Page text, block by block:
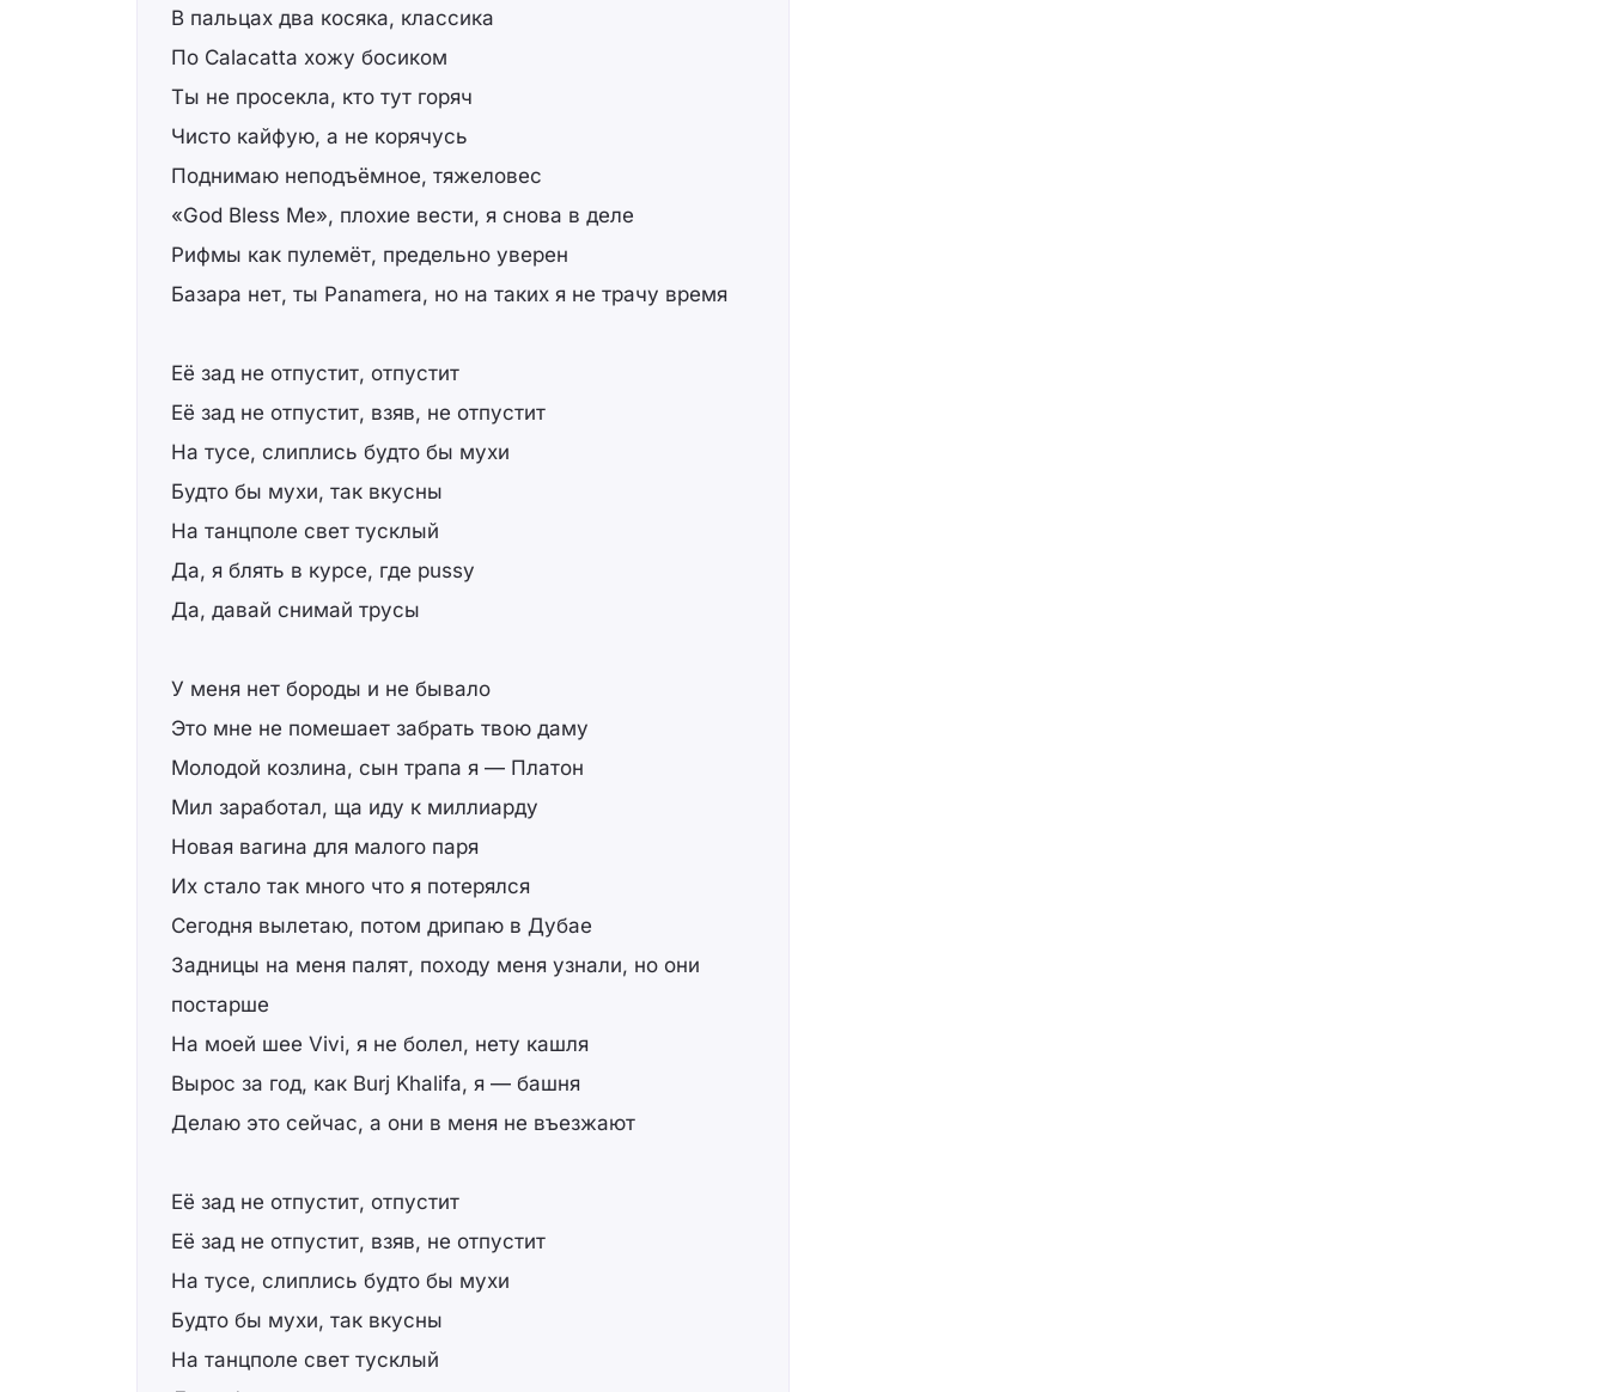
В пальцах два косяка, классика
По Calacatta хожу босиком
Ты не просекла, кто тут горяч
Чисто кайфую, а не корячусь
Поднимаю неподъёмное, тяжеловес
«God Bless Me», плохие вести, я снова в деле
Рифмы как пулемёт, предельно уверен
Базара нет, ты Panamera, но на таких я не трачу время
Её зад не отпустит, отпустит
Её зад не отпустит, взяв, не отпустит
На тусе, слиплись будто бы мухи
Будто бы мухи, так вкусны
На танцполе свет тусклый
Да, я блять в курсе, где pussy
Да, давай снимай трусы
У меня нет бороды и не бывало
Это мне не помешает забрать твою даму
Молодой козлина, сын трапа я — Платон
Мил заработал, ща иду к миллиарду
Новая вагина для малого паря
Их стало так много что я потерялся
Сегодня вылетаю, потом дрипаю в Дубае
Задницы на меня палят, походу меня узнали, но они
постарше
На моей шее Vivi, я не болел, нету кашля
Вырос за год, как Burj Khalifa, я — башня
Делаю это сейчас, а они в меня не въезжают
Её зад не отпустит, отпустит
Её зад не отпустит, взяв, не отпустит
На тусе, слиплись будто бы мухи
Будто бы мухи, так вкусны
На танцполе свет тусклый